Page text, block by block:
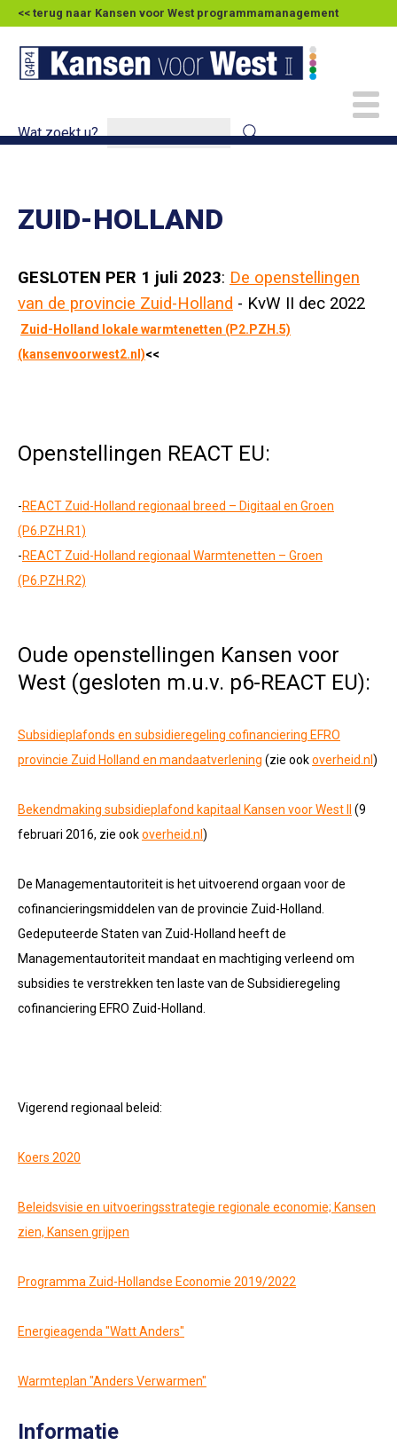
<< terug naar Kansen voor West programmamanagement
Wat zoekt u?
ZUID-HOLLAND
GESLOTEN PER 1 juli 2023: De openstellingen
van de provincie Zuid-Holland - KvW II dec 2022
Zuid-Holland lokale warmtenetten (P2.PZH.5)
(kansenvoorwest2.nl)<<
Openstellingen REACT EU:
-REACT Zuid-Holland regionaal breed – Digitaal en Groen
(P6.PZH.R1)
-REACT Zuid-Holland regionaal Warmtenetten – Groen
(P6.PZH.R2)
Oude openstellingen Kansen voor
West (gesloten m.u.v. p6-REACT EU):
Subsidieplafonds en subsidieregeling cofinanciering EFRO
provincie Zuid Holland en mandaatverlening (zie ookoverheid.nl )
Bekendmaking subsidieplafond kapitaal Kansen voor West II
(9
februari 2016, zie ookoverheid.nl )
De Managementautoriteit is het uitvoerend orgaan voor de
cofinancieringsmiddelen van de provincie Zuid-Holland.
Gedeputeerde Staten van Zuid-Holland heeft de
Managementautoriteit mandaat en machtiging verleend om
subsidies te verstrekken ten laste van de Subsidieregeling
cofinanciering EFRO Zuid-Holland.
Vigerend regionaal beleid:
Koers 2020
Beleidsvisie en uitvoeringsstrategie regionale economie; Kansen
zien, Kansen grijpen
Programma Zuid-Hollandse Economie 2019/2022
Energieagenda "Watt Anders"
Warmteplan "Anders Verwarmen"
Informatie